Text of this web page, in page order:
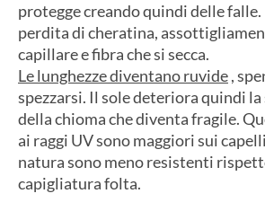
protegge creando quindi delle
perdita di cheratina,
capillare e fibra che si secca.
Le lunghezze diventano ruvide,
spezzarsi. Il sole deteriora quindi
della chioma che diventa fragile.
ai raggi UV sono maggiori sui
natura sono meno resistenti
capigliatura folta.